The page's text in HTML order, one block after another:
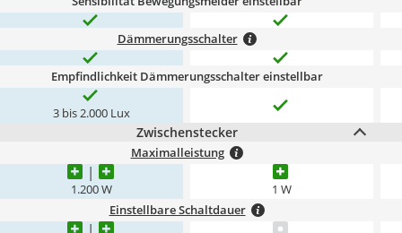
Dämmerungsschalter
Empfindlichkeit Dämmerungsschalter einstellbar
3 bis 2.000 Lux
Zwischenstecker
Maximalleistung
1.200 W 1 W
Einstellbare Schaltdauer